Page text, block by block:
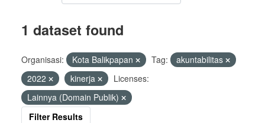
1 dataset found
Organisasi: Kota Balikpapan Tag:
akuntabilitas
2022
kinerja
Licenses:
Lainnya (Domain Publik)
Filter Results